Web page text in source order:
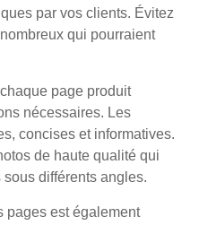
par vos clients. Évitez
qui pourraient
page produit
nécessaires. Les
concises et informatives.
de haute qualité qui
différents angles.
pages est également